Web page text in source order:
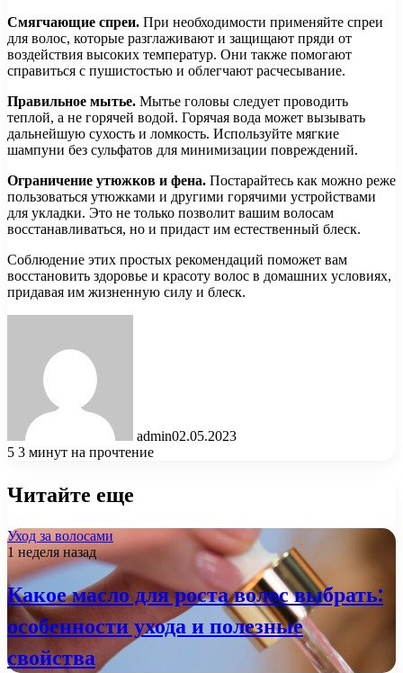
Смягчающие спреи. При необходимости применяйте спреи
для волос, которые разглаживают и защищают пряди от
воздействия высоких температур. Они также помогают
справиться с пушистостью и облегчают расчесывание.
Правильное мытье. Мытье головы следует проводить
теплой, а не горячей водой. Горячая вода может вызывать
дальнейшую сухость и ломкость. Используйте мягкие
шампуни без сульфатов для минимизации повреждений.
Ограничение утюжков и фена. Постарайтесь как можно реже
пользоваться утюжками и другими горячими устройствами
для укладки. Это не только позволит вашим волосам
восстанавливаться, но и придаст им естественный блеск.
Соблюдение этих простых рекомендаций поможет вам
восстановить здоровье и красоту волос в домашних условиях,
придавая им жизненную силу и блеск.
admin02.05.2023
5 3 минут на прочтение
Читайте еще
Уход за волосами
1 неделя назад
Какое масло для роста волос выбрать:
особенности ухода и полезные
свойства